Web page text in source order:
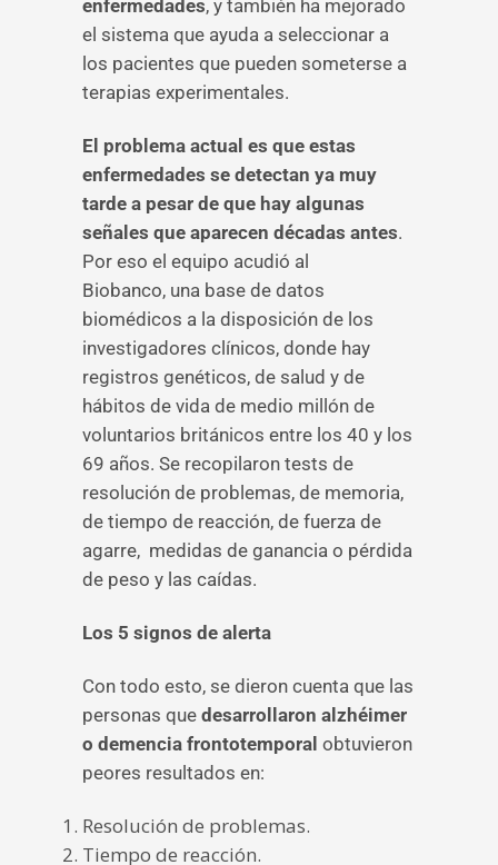
enfermedades, y también ha mejorado
el sistema que ayuda a seleccionar a
los pacientes que pueden someterse a
terapias experimentales.
El problema actual es que estas
enfermedades se detectan ya muy
tarde a pesar de que hay algunas
señales que aparecen décadas antes.
Por eso el equipo acudió al
Biobanco, una base de datos
biomédicos a la disposición de los
investigadores clínicos, donde hay
registros genéticos, de salud y de
hábitos de vida de medio millón de
voluntarios británicos entre los 40 y los
69 años. Se recopilaron tests de
resolución de problemas, de memoria,
de tiempo de reacción, de fuerza de
agarre, medidas de ganancia o pérdida
de peso y las caídas.
Los 5 signos de alerta
Con todo esto, se dieron cuenta que las
personas que desarrollaron alzhéimer
o demencia frontotemporal obtuvieron
peores resultados en:
Resolución de problemas.
Tiempo de reacción.